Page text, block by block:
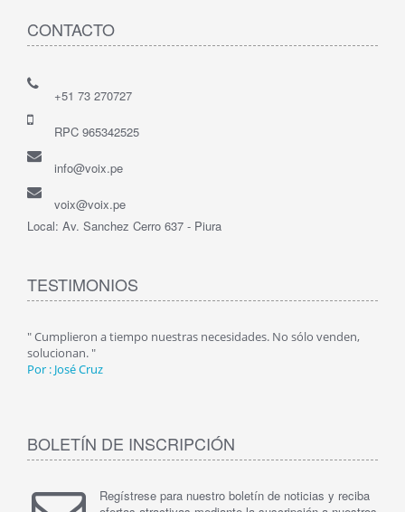
CONTACTO
+51 73 270727
RPC 965342525
info@voix.pe
voix@voix.pe
Local: Av. Sanchez Cerro 637 - Piura
TESTIMONIOS
" Cumplieron a tiempo nuestras necesidades. No sólo venden,
solucionan. "
Por : José Cruz
BOLETÍN DE INSCRIPCIÓN
Regístrese para nuestro boletín de noticias y reciba